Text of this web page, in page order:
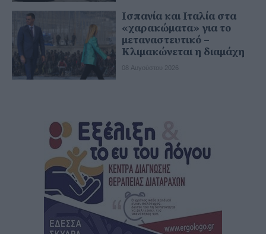
Ισπανία και Ιταλία στα
«χαρακώματα» για το
μεταναστευτικό –
Κλιμακώνεται η διαμάχη
08 Αυγούστου 2026